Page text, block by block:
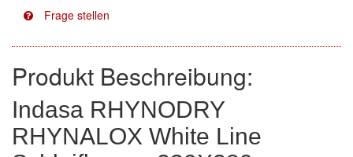
(113)
Indasa
(2)
KWASNY
(8)
Mirka
Produkt Beschreibung:
Indasa RHYNODRY
RHYNALOX White Line